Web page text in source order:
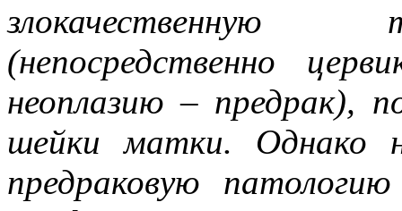
злокачественную
(непосредственно
неоплазию – предрак),
шейки матки. Однако
предраковую